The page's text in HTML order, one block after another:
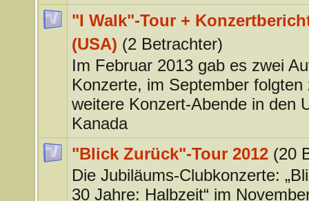
"I Walk"-Tour +
(USA) (2 Betrachter)
Im Februar 2013 gab es zwei
Konzerte, im September folgten
weitere Konzert-Abende in den
Kanada
"Blick Zurück"-Tour 2012 (20
Die Jubiläums-Clubkonzerte:
30 Jahre: Halbzeit“ im